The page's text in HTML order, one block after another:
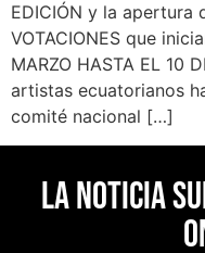
EDICIÓN y la apertura
VOTACIONES que
MARZO HASTA EL 10
artistas ecuatorianos
comité nacional […]
La noticia